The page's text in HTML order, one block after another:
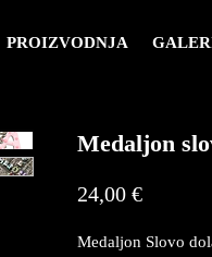
PROIZVODNJA
Medaljon
24,00 €Price
Medaljon Slovo